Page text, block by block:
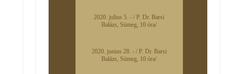
2020. julius 5. - / P. Dr. Barsi
Balázs, Sümeg, 10 óra/
2020. junius 28. - / P. Dr. Barsi
Balázs, Sümeg, 10 óra/